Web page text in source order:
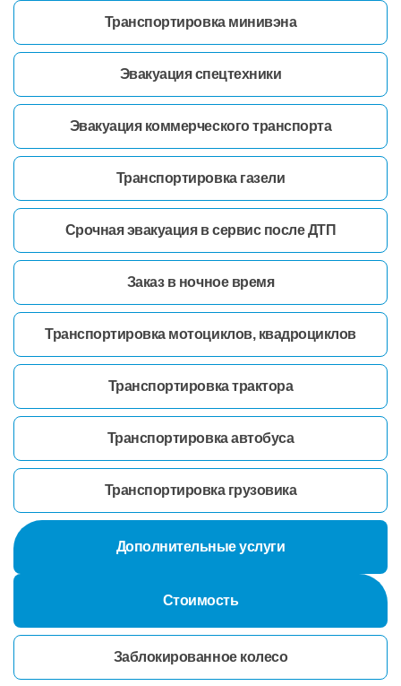
Транспортировка минивэна
Эвакуация спецтехники
Эвакуация коммерческого транспорта
Транспортировка газели
Срочная эвакуация в сервис после ДТП
Заказ в ночное время
Транспортировка мотоциклов, квадроциклов
Транспортировка трактора
Транспортировка автобуса
Транспортировка грузовика
Дополнительные услуги
Стоимость
Заблокированное колесо